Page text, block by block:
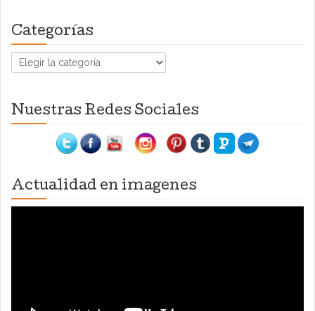
Categorías
Categorías
Nuestras Redes Sociales
Actualidad en imagenes